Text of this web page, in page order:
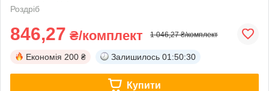
Роздріб
846,27 ₴/комплект 1 046,27 ₴/комплект
Економія 200 ₴ Залишилось 01:50:30
Купити